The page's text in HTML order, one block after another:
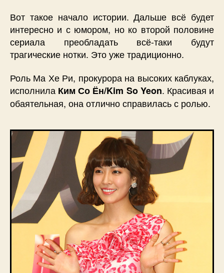
Вот такое начало истории. Дальше всё будет
интересно и с юмором, но ко второй половине
сериала преобладать всё-таки будут
трагические нотки. Это уже традиционно.
Роль Ма Хе Ри, прокурора на высоких каблуках,
исполнила Ким Со Ён/Kim So Yeon. Красивая и
обаятельная, она отлично справилась с ролью.